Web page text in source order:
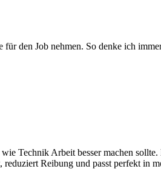
den Job nehmen. So denke ich
Technik Arbeit besser machen
Reibung und passt perfekt in